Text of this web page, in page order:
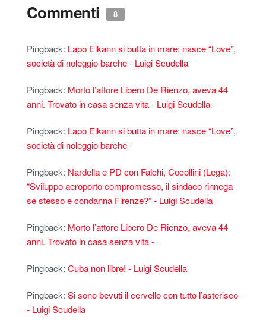
Commenti 8
Pingback: Lapo Elkann si butta in mare: nasce “Love”,
società di noleggio barche - Luigi Scudella
Pingback: Morto l’attore Libero De Rienzo, aveva 44
anni. Trovato in casa senza vita - Luigi Scudella
Pingback: Lapo Elkann si butta in mare: nasce “Love”,
società di noleggio barche -
Pingback: Nardella e PD con Falchi, Cocollini (Lega):
“Sviluppo aeroporto compromesso, il sindaco rinnega
se stesso e condanna Firenze?” - Luigi Scudella
Pingback: Morto l’attore Libero De Rienzo, aveva 44
anni. Trovato in casa senza vita -
Pingback: Cuba non libre! - Luigi Scudella
Pingback: Si sono bevuti il cervello con tutto l’asterisco
- Luigi Scudella